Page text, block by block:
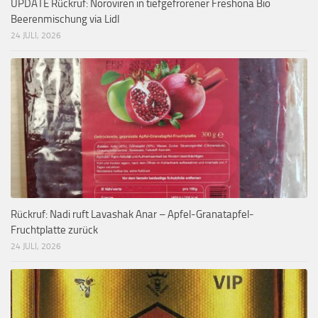
UPDATE Rückruf: Noroviren in tiefgefrorener Freshona Bio
Beerenmischung via Lidl
24 JULI, 2026
Rückruf: Nadi ruft Lavashak Anar – Apfel-Granatapfel-
Fruchtplatte zurück
24 JULI, 2026